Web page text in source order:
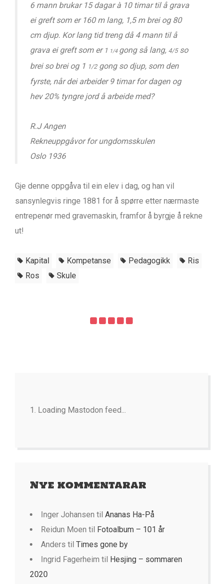
6 mann brukar 15 dagar à 10 timar til å grava
ei greft som er 160 m lang, 1,5 m brei og 80
cm djup. Kor lang tid treng då 4 mann til å
grava ei greft som er 1 1/4 gong så lang, 4/5so
brei so brei og 1 1/2gong so djup, som den
fyrste, når dei arbeider 9 timar for dagen og
hev 20% tyngre jord å arbeide med?
R.J Angen
Rekneuppgåvor for ungdomsskulen
Oslo 1936
Gje denne oppgåva til ein elev i dag, og han vil
sansynlegvis ringe 1881 for å spørre etter nærmaste
entrepenør med gravemaskin, framfor å byrgje å rekne
ut!
Kapital Kompetanse Pedagogikk
Ris
Ros
Skule
Loading Mastodon feed...
Nye kommentarar
Inger Johansen til Ananas Ha-På
Reidun Moen til Fotoalbum – 101 år
Anders til Times gone by
Ingrid Fagerheim til Hesjing – sommaren
2020